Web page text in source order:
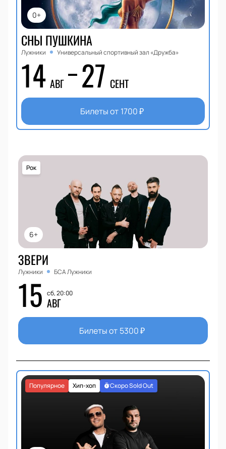
0+
СНЫ ПУШКИНА
Лужники Универсальный спортивный зал «Дружба»
14 АВГ 27 СЕНТ
Билеты от 1700₽
6+
Рок
ЗВЕРИ
Лужники БСА Лужники
15 сб, 20:00
АВГ
Билеты от 5300₽
Хип-хоп
Популярное Скоро Sold Out